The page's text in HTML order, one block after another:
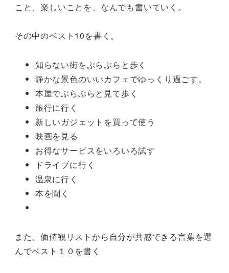
こと、楽しいことを、なんでも書いていく。
その中のベスト10を書く。
知らない街をぶらぶらと歩く
静かな景色のいいカフェでゆっくり過ごす。
本屋でぶらぶらと見て歩く
旅行に行く
新しいガジェットを買って使う
映画を見る
お得なサービスをいろいろ試す
ドライブに行く
温泉に行く
本を聞く
また、価値観リストから自分が共感できる言葉を選
んでベスト１０を書く